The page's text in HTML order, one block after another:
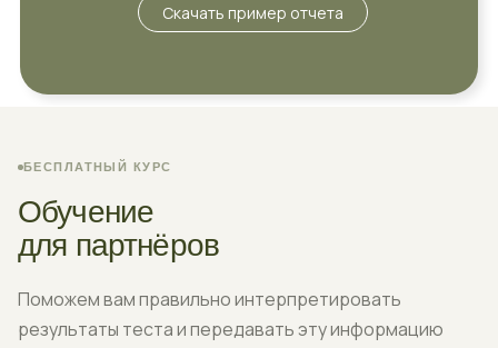
Скачать пример отчета
БЕСПЛАТНЫЙ КУРС
Обучение
для партнёров
Поможем вам правильно интерпретировать
результаты теста и передавать эту информацию